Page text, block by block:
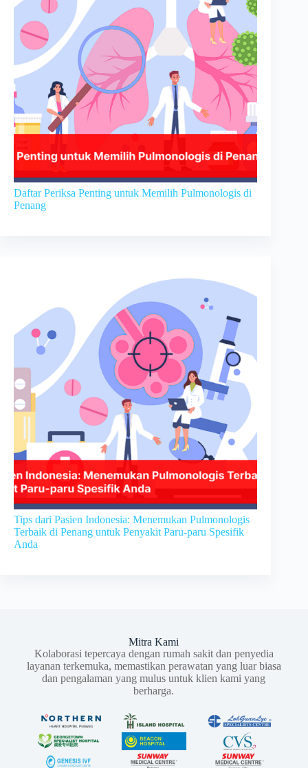
Daftar Periksa Penting untuk Memilih Pulmonologis di
Penang
Tips dari Pasien Indonesia: Menemukan Pulmonologis
Terbaik di Penang untuk Penyakit Paru-paru Spesifik
Anda
Mitra Kami
Kolaborasi tepercaya dengan rumah sakit dan penyedia
layanan terkemuka, memastikan perawatan yang luar biasa
dan pengalaman yang mulus untuk klien kami yang
berharga.